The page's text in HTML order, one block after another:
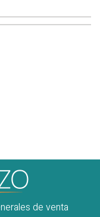
de venta